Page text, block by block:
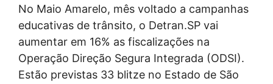
No Maio Amarelo, mês voltado a campanhas
educativas de trânsito, o Detran.SP vai
aumentar em 16% as fiscalizações na
Operação Direção Segura Integrada (ODSI).
Estão previstas 33 blitze no Estado de São